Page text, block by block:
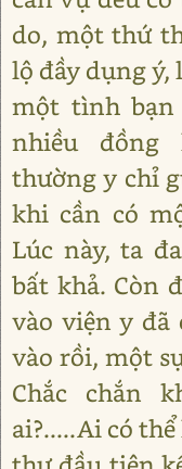
do, một thứ
lộ đầy dụng ý,
một tình bạn
nhiều đồng
thường y chỉ
khi cần có
Lúc này, ta
bất khả. Còn
vào viện y đã
vào rồi, một
Chắc chắn
ai?.....Ai có